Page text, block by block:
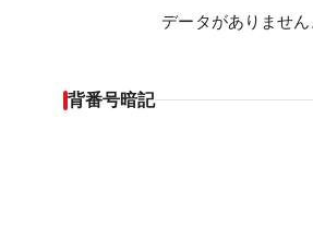
データがありません
背番号暗記